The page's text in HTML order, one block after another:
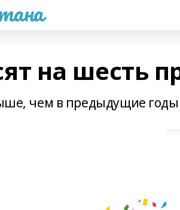
на шесть
чем в предыдущие годы